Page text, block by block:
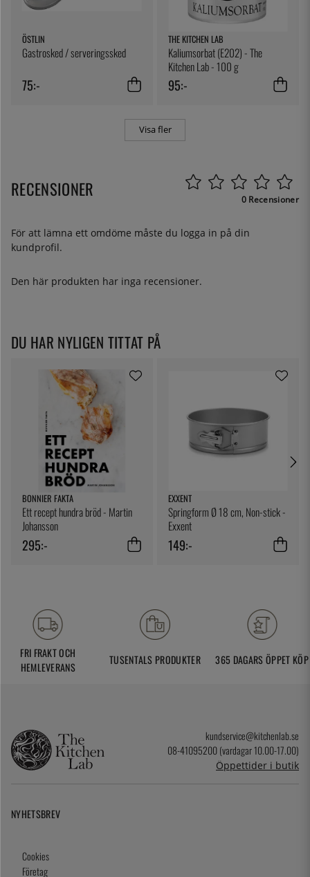
ÖSTLIN
Gastrosked / serveringssked
75:-
THE KITCHEN LAB
Kaliumsorbat (E202) - The
Kitchen Lab - 100 g
95:-
Visa fler
RECENSIONER 0 Recensioner
För att lämna ett omdöme måste du logga in på din
kundprofil.
Den här produkten har inga recensioner.
DU HAR NYLIGEN TITTAT PÅ
BONNIER FAKTA
Ett recept hundra bröd - Martin
Johansson
295:-
EXXENT
Springform Ø 18 cm, Non-stick -
Exxent
149:-
FRI FRAKT OCH
HEMLEVERANS
TUSENTALS PRODUKTER 365 DAGARS ÖPPET KÖP
kundservice@kitchenlab.se
08-41095200 (vardagar 10.00-17.00)
Öppettider i butik
NYHETSBREV
Cookies
Företag